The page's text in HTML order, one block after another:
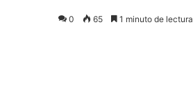
0 65 1 minuto de lectura